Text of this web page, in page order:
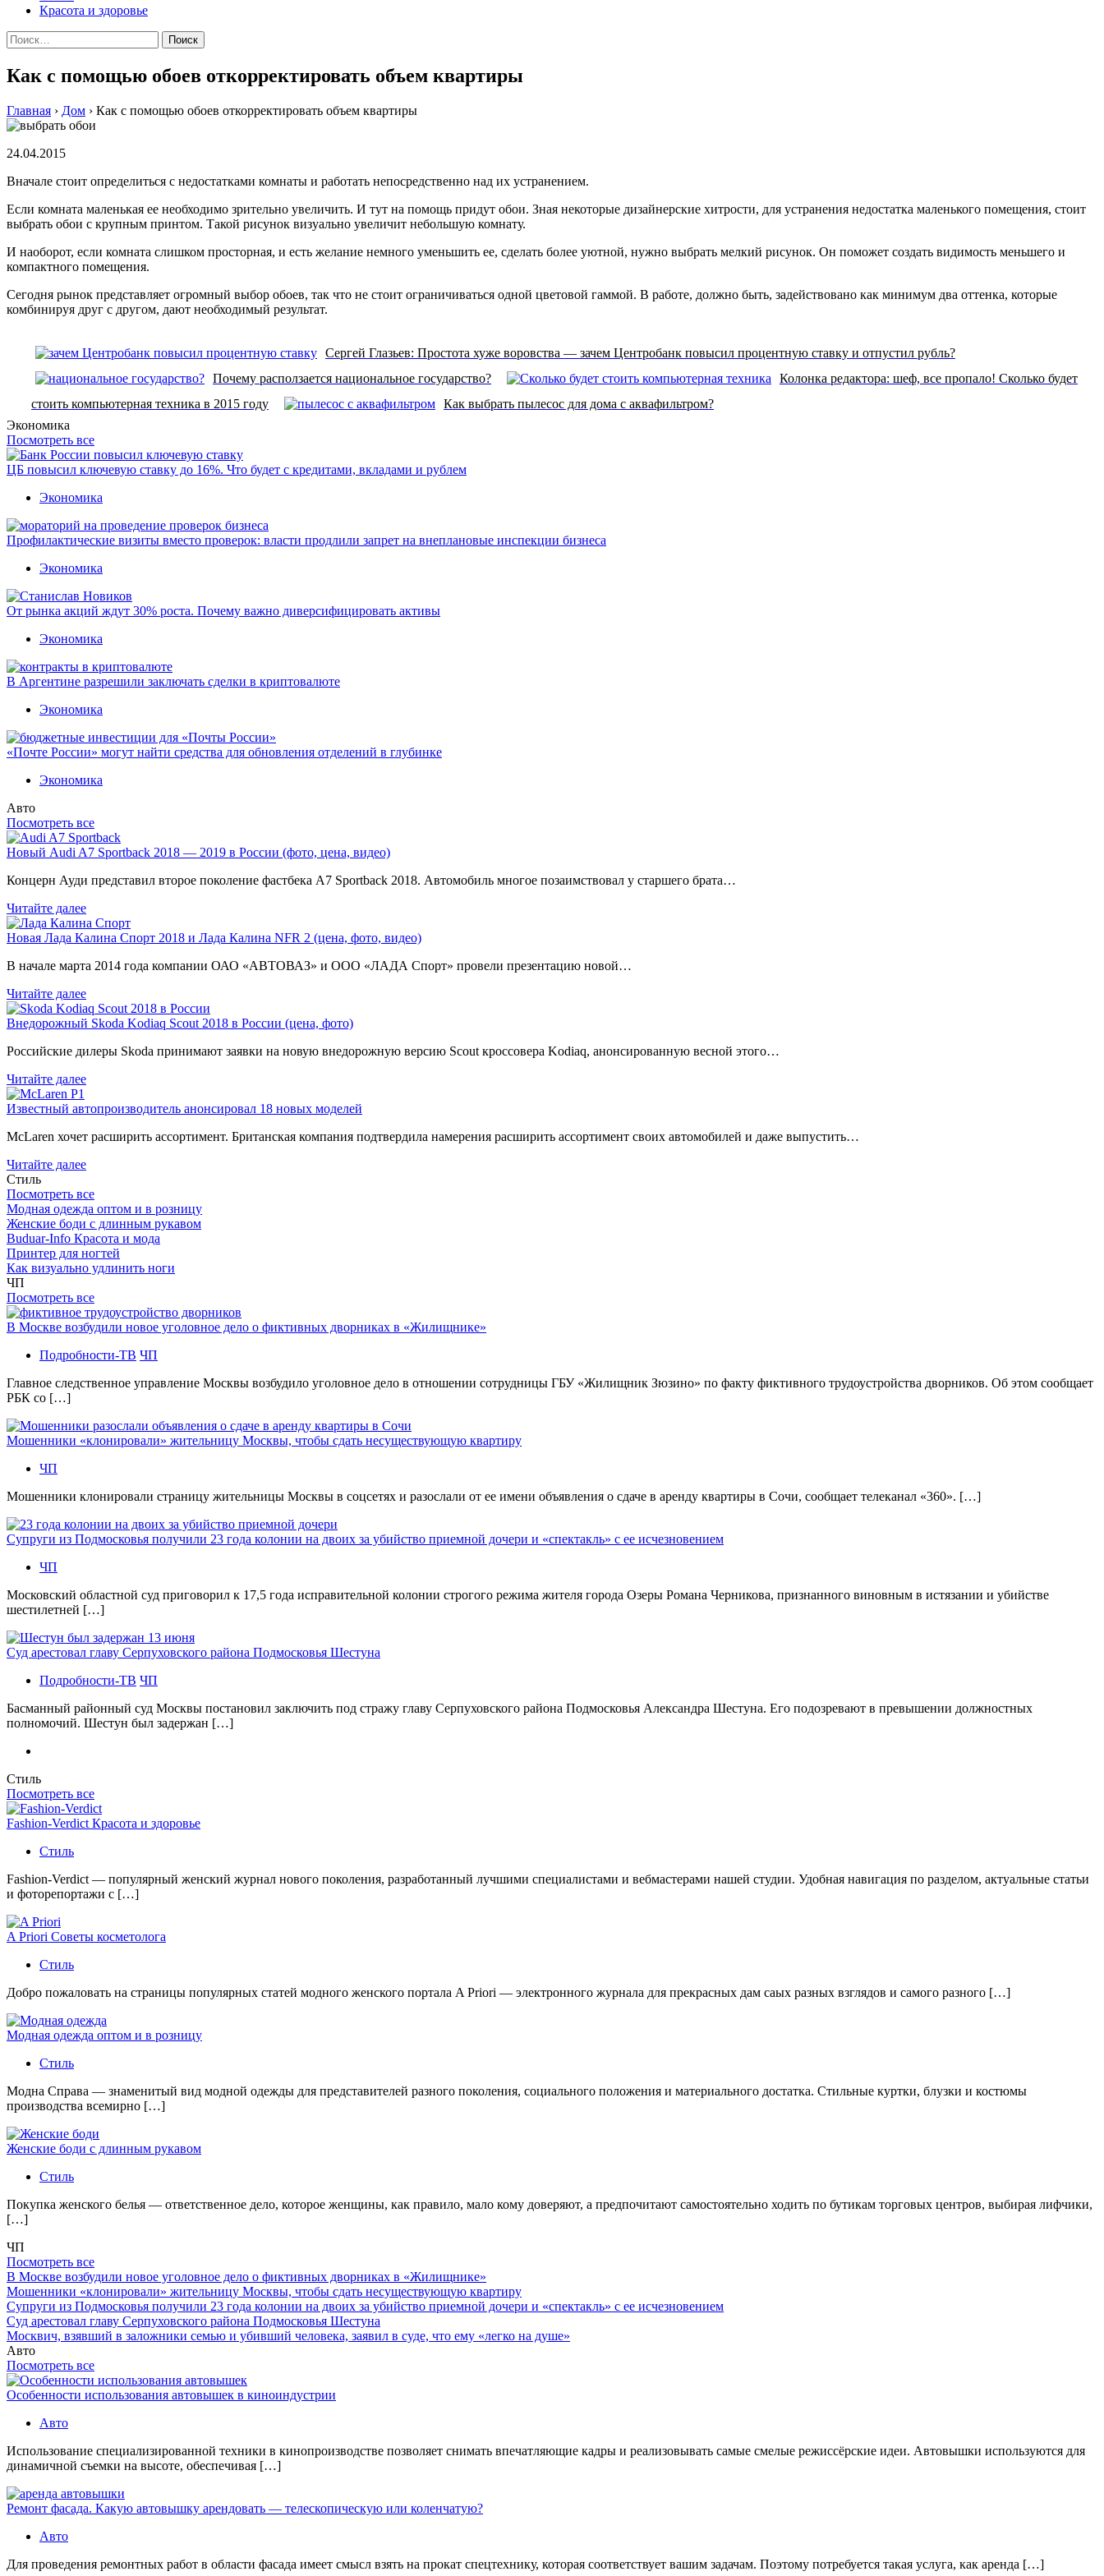
Красота и здоровье
Найти:
Как с помощью обоев откорректировать объем квартиры
Главная › Дом › Как с помощью обоев откорректировать объем квартиры
24.04.2015
Вначале стоит определиться с недостатками комнаты и работать непосредственно над их устранением.
Если комната маленькая ее необходимо зрительно увеличить. И тут на помощь придут обои. Зная некоторые дизайнерские хитрости, для устранения недостатка маленького помещения, стоит
выбрать обои с крупным принтом. Такой рисунок визуально увеличит небольшую комнату.
И наоборот, если комната слишком просторная, и есть желание немного уменьшить ее, сделать более уютной, нужно выбрать мелкий рисунок. Он поможет создать видимость меньшего и
компактного помещения.
Сегодня рынок представляет огромный выбор обоев, так что не стоит ограничиваться одной цветовой гаммой. В работе, должно быть, задействовано как минимум два оттенка, которые
комбинируя друг с другом, дают необходимый результат.
Сергей Глазьев: Простота хуже воровства — зачем Центробанк повысил процентную ставку и отпустил рубль?
Почему расползается национальное государство?
Колонка редактора: шеф, все пропало! Сколько будет
стоить компьютерная техника в 2015 году
Как выбрать пылесос для дома с аквафильтром?
Экономика
Посмотреть все
ЦБ повысил ключевую ставку до 16%. Что будет с кредитами, вкладами и рублем
Экономика
Профилактические визиты вместо проверок: власти продлили запрет на внеплановые инспекции бизнеса
Экономика
От рынка акций ждут 30% роста. Почему важно диверсифицировать активы
Экономика
В Аргентине разрешили заключать сделки в криптовалюте
Экономика
«Почте России» могут найти средства для обновления отделений в глубинке
Экономика
Авто
Посмотреть все
Новый Audi A7 Sportback 2018 — 2019 в России (фото, цена, видео)
Концерн Ауди представил второе поколение фастбека A7 Sportback 2018. Автомобиль многое позаимствовал у старшего брата…
Читайте далее
Новая Лада Калина Спорт 2018 и Лада Калина NFR 2 (цена, фото, видео)
В начале марта 2014 года компании ОАО «АВТОВАЗ» и ООО «ЛАДА Спорт» провели презентацию новой…
Читайте далее
Внедорожный Skoda Kodiaq Scout 2018 в России (цена, фото)
Российские дилеры Skoda принимают заявки на новую внедорожную версию Scout кроссовера Kodiaq, анонсированную весной этого…
Читайте далее
Известный автопроизводитель анонсировал 18 новых моделей
McLaren хочет расширить ассортимент. Британская компания подтвердила намерения расширить ассортимент своих автомобилей и даже выпустить…
Читайте далее
Стиль
Посмотреть все
Модная одежда оптом и в розницу
Женские боди с длинным рукавом
Buduar-Info Красота и мода
Принтер для ногтей
Как визуально удлинить ноги
ЧП
Посмотреть все
В Москве возбудили новое уголовное дело о фиктивных дворниках в «Жилищнике»
Подробности-ТВ ЧП
Главное следственное управление Москвы возбудило уголовное дело в отношении сотрудницы ГБУ «Жилищник Зюзино» по факту фиктивного трудоустройства дворников. Об этом сообщает
РБК со […]
Мошенники «клонировали» жительницу Москвы, чтобы сдать несуществующую квартиру
ЧП
Мошенники клонировали страницу жительницы Москвы в соцсетях и разослали от ее имени объявления о сдаче в аренду квартиры в Сочи, сообщает телеканал «360». […]
Супруги из Подмосковья получили 23 года колонии на двоих за убийство приемной дочери и «спектакль» с ее исчезновением
ЧП
Московский областной суд приговорил к 17,5 года исправительной колонии строгого режима жителя города Озеры Романа Черникова, признанного виновным в истязании и убийстве
шестилетней […]
Суд арестовал главу Серпуховского района Подмосковья Шестуна
Подробности-ТВ ЧП
Басманный районный суд Москвы постановил заключить под стражу главу Серпуховского района Подмосковья Александра Шестуна. Его подозревают в превышении должностных
полномочий. Шестун был задержан […]
Стиль
Посмотреть все
Fashion-Verdict Красота и здоровье
Стиль
Fashion-Verdict — популярный женский журнал нового поколения, разработанный лучшими специалистами и вебмастерами нашей студии. Удобная навигация по разделом, актуальные статьи
и фоторепортажи с […]
A Priori Советы косметолога
Стиль
Добро пожаловать на страницы популярных статей модного женского портала A Priori — электронного журнала для прекрасных дам саых разных взглядов и самого разного […]
Модная одежда оптом и в розницу
Стиль
Модна Справа — знаменитый вид модной одежды для представителей разного поколения, социального положения и материального достатка. Стильные куртки, блузки и костюмы
производства всемирно […]
Женские боди с длинным рукавом
Стиль
Покупка женского белья — ответственное дело, которое женщины, как правило, мало кому доверяют, а предпочитают самостоятельно ходить по бутикам торговых центров, выбирая лифчики,
[…]
ЧП
Посмотреть все
В Москве возбудили новое уголовное дело о фиктивных дворниках в «Жилищнике»
Мошенники «клонировали» жительницу Москвы, чтобы сдать несуществующую квартиру
Супруги из Подмосковья получили 23 года колонии на двоих за убийство приемной дочери и «спектакль» с ее исчезновением
Суд арестовал главу Серпуховского района Подмосковья Шестуна
Москвич, взявший в заложники семью и убивший человека, заявил в суде, что ему «легко на душе»
Авто
Посмотреть все
Особенности использования автовышек в киноиндустрии
Авто
Использование специализированной техники в кинопроизводстве позволяет снимать впечатляющие кадры и реализовывать самые смелые режиссёрские идеи. Автовышки используются для
динамичной съемки на высоте, обеспечивая […]
Ремонт фасада. Какую автовышку арендовать — телескопическую или коленчатую?
Авто
Для проведения ремонтных работ в области фасада имеет смысл взять на прокат спецтехнику, которая соответствует вашим задачам. Поэтому потребуется такая услуга, как аренда […]